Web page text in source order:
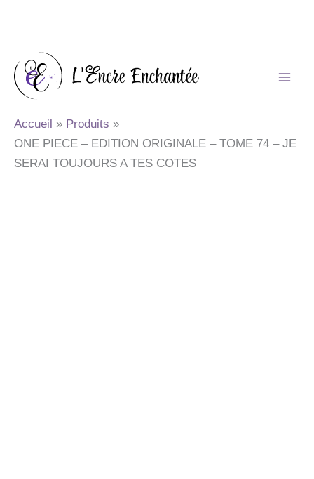
contenu
Accueil
Produits
ONE PIECE – EDITION ORIGINALE – TOME 74 – JE
SERAI TOUJOURS A TES COTES